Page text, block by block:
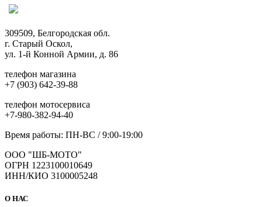
309509, Белгородская обл.
г. Старый Оскол,
ул. 1-й Конной Армии, д. 86
телефон магазина
+7 (903) 642-39-88
телефон мотосервиса
+7-980-382-94-40
Время работы: ПН-ВС / 9:00-19:00
ООО "ШБ-МОТО"
ОГРН 1223100010649
ИНН/КИО 3100005248
О НАС